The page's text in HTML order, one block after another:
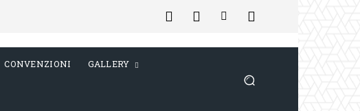
CONVENZIONI GALLERY